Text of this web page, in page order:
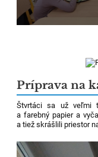
Príprava na
Štvrtáci sa už veľmi
a farebný papier a
a tiež skrášlili priestor